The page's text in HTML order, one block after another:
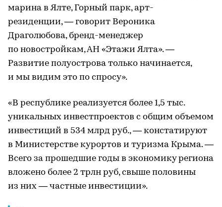
марина в Ялте, Горный парк, арт-
резиденции, — говорит Вероника
Драголюбова, бренд-менеджер
по новостройкам, АН «Этажи Ялта». —
Развитие полуострова только начинается,
и мы видим это по спросу».
«В республике реализуется более 1,5 тыс.
уникальных инвестпроектов с общим объемом
инвестиций в 534 млрд руб., — констатируют
в Министерстве курортов и туризма Крыма. —
Всего за прошедшие годы в экономику региона
вложено более 2 трлн руб, свыше половины
из них — частные инвестиции».